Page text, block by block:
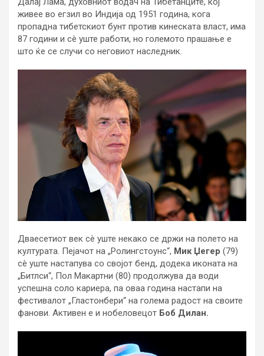
живее во егзил во Индија од 1951 година, кога
пропадна тибетскиот бунт против кинеската власт, има
87 години и сè уште работи, но големото прашање е
што ќе се случи со неговиот наследник.
Дваесетиот век сè уште некако се држи на полето на
културата. Пејачот на „Ролингстоунс“, Мик Џегер (79)
сè уште настапува со својот бенд, додека иконата на
„Битлси“, Пол Макартни (80) продолжува да води
успешна соло кариера, па оваа година настапи на
фестивалот „Гластонбери“ на голема радост на своите
фанови. Активен е и нобеловецот Боб Дилан.